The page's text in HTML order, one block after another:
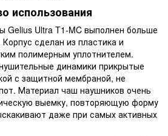
использования
Gelius Ultra T1-MC выполнен больше
сделан из пластика и
полимерным уплотнителем.
динамики прикрытые
с защитной мембраной, не
Материал чаш наушников очень
выемку, повторяющую форму
даже при самых активных